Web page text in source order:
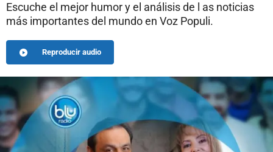
Escuche el mejor humor y el análisis de l as noticias
más importantes del mundo en Voz Populi.
Reproducir audio